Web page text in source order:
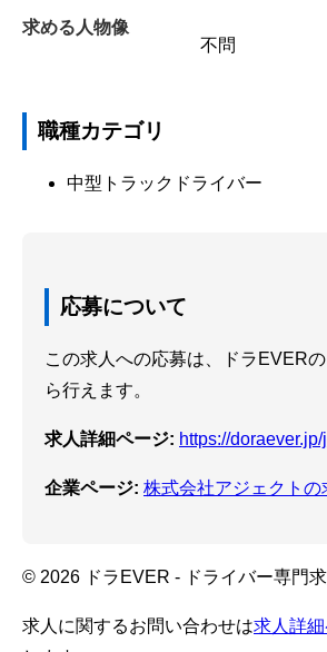
求める人物像
不問
職種カテゴリ
中型トラックドライバー
応募について
この求人への応募は、ドラEVER
ら行えます。
求人詳細ページ: https://
企業ページ: 株式会社アジェクトの
© 2026 ドラEVER - ドライバー専門
求人に関するお問い合わせは求人詳